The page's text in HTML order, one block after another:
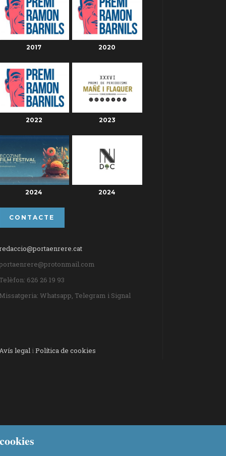
2017 2020
2022 2023
2024 2024
CONTACTE
Telèfon: 626 26 19 93
Missatgeria: Whatsapp, Telegram i Signal
legaliPolítica de cookies